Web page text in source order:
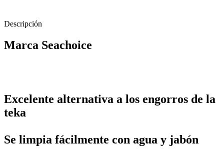
Descripción
Marca Seachoice
Excelente alternativa a los engorros de la
teka
Se limpia fácilmente con agua y jabón